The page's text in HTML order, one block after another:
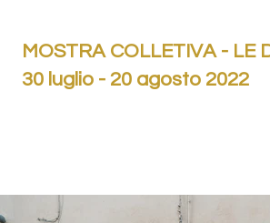
MOSTRA COLLETIVA - LE
30 luglio - 20 agosto 2022